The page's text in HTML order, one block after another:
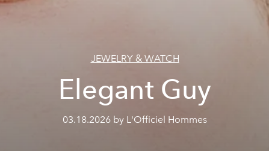
JEWELRY & WATCH
Elegant Guy
03.18.2026 by L'Officiel Hommes